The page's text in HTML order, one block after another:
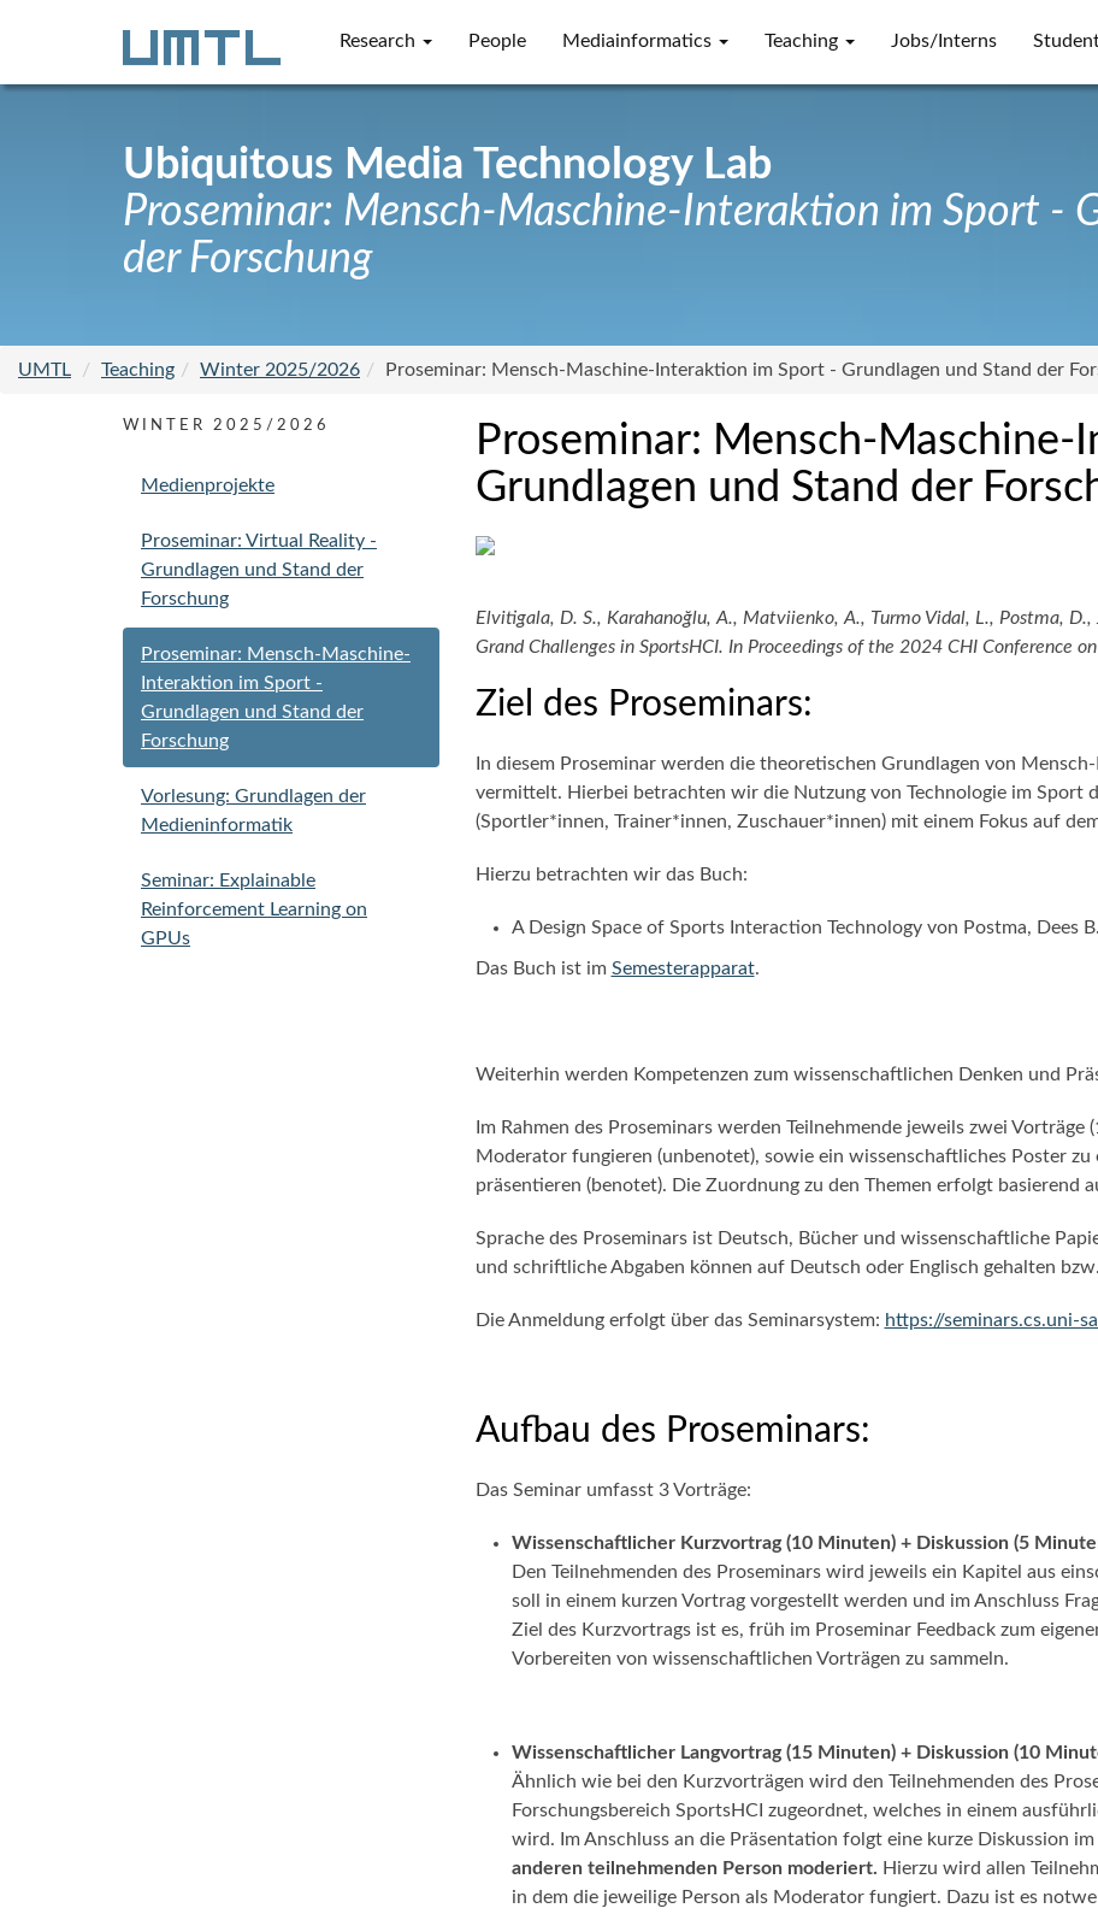
Research People Mediainformatics Teaching Jobs/Interns
Ubiquitous Media Technology Lab
Proseminar: Mensch-Maschine-Interaktion im Sport -
der Forschung
UMTL Teaching Winter 2025/2026 Proseminar: Mensch-Maschine-Interaktion im Sport - Grundlagen und Stand der
Proseminar: Mensch-
Grundlagen und Stand der
Elvitigala, D. S., Karahanoğlu, A., Matviienko, A., Turmo Vidal, L., Postma,
Grand Challenges in SportsHCI. In Proceedings of the 2024 CHI Conference
Ziel des Proseminars:
In diesem Proseminar werden die theoretischen Grundlagen von
vermittelt. Hierbei betrachten wir die Nutzung von Technologie im Sport
(Sportler*innen, Trainer*innen, Zuschauer*innen) mit einem Fokus auf
Hierzu betrachten wir das Buch:
A Design Space of Sports Interaction Technology von Postma, Dees
Das Buch ist im Semesterapparat.
Weiterhin werden Kompetenzen zum wissenschaftlichen Denken und
Im Rahmen des Proseminars werden Teilnehmende jeweils zwei
Moderator fungieren (unbenotet), sowie ein wissenschaftliches Poster
präsentieren (benotet). Die Zuordnung zu den Themen erfolgt basierend
Sprache des Proseminars ist Deutsch, Bücher und wissenschaftliche
und schriftliche Abgaben können auf Deutsch oder Englisch gehalten
Die Anmeldung erfolgt über das Seminarsystem: https://seminars.cs.uni-
Aufbau des Proseminars:
Das Seminar umfasst 3 Vorträge:
Wissenschaftlicher Kurzvortrag (10 Minuten) + Diskussion (5
Den Teilnehmenden des Proseminars wird jeweils ein Kapitel aus
soll in einem kurzen Vortrag vorgestellt werden und im Anschluss
Ziel des Kurzvortrags ist es, früh im Proseminar Feedback zum
Vorbereiten von wissenschaftlichen Vorträgen zu sammeln.
Wissenschaftlicher Langvortrag (15 Minuten) + Diskussion (10
Ähnlich wie bei den Kurzvorträgen wird den Teilnehmenden des
Forschungsbereich SportsHCI zugeordnet, welches in einem
wird. Im Anschluss an die Präsentation folgt eine kurze Diskussion im
anderen teilnehmenden Person moderiert. Hierzu wird allen
in dem die jeweilige Person als Moderator fungiert. Dazu ist es
WINTER 2025/2026
Medienprojekte
Proseminar: Virtual Reality -
Grundlagen und Stand der
Forschung
Proseminar: Mensch-Maschine-
Interaktion im Sport -
Grundlagen und Stand der
Forschung
Vorlesung: Grundlagen der
Medieninformatik
Seminar: Explainable
Reinforcement Learning on
GPUs